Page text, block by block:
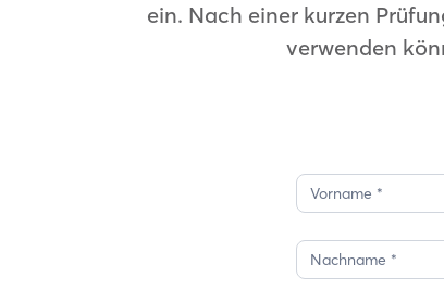
ein. Nach einer kurzen
verwenden
Listen
lassen